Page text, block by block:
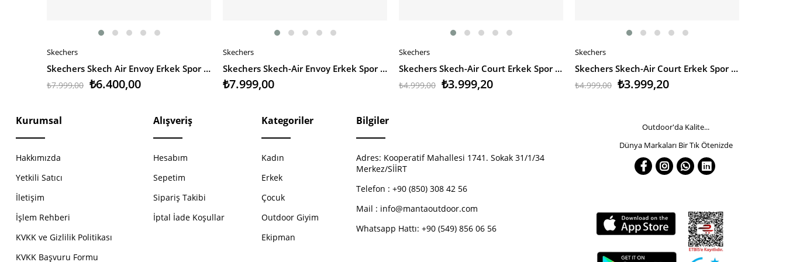
SEPETE EKLE
Skechers
Skechers Skech Air Envoy Erkek Spor Ayakkabı
₺6.400,00
₺7.999,00
SEPETE EKLE
Skechers
Skechers Skech-Air Envoy Erkek Spor Ayakkabı
₺7.999,00
SEPETE EKLE
Skechers
Skechers Skech-Air Court Erkek Spor Ayakkabı
₺3.999,20
₺4.999,00
SEPETE EKLE
Skechers
Skechers Skech-Air Court Erkek Spor Ayakkabı
₺3.999,20
₺4.999,00
Kurumsal
Hakkımızda
Yetkili Satıcı
İletişim
İşlem Rehberi
KVKK ve Gizlilik Politikası
KVKK Başvuru Formu
Alışveriş
Hesabım
Sepetim
Sipariş Takibi
İptal İade Koşullar
Kategoriler
Kadın
Erkek
Çocuk
Outdoor Giyim
Ekipman
Bilgiler
Adres: Kooperatif Mahallesi 1741. Sokak 31/1/34
Merkez/SİİRT
Telefon : +90 (850) 308 42 56
Mail : info@mantaoutdoor.com
Whatsapp Hattı: +90 (549) 856 06 56
Outdoor'da Kalite...
Dünya Markaları Bir Tık Ötenizde